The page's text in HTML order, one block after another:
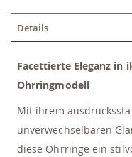
Details
Facettierte Eleganz in
Ohrringmodell
Mit ihrem
unverwechselbaren
diese Ohrringe ein